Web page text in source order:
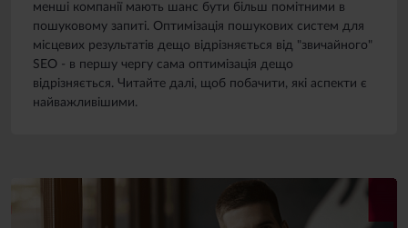
менші компанії мають шанс бути більш помітними в
пошуковому запиті. Оптимізація пошукових систем для
місцевих результатів дещо відрізняється від "звичайного"
SEO - в першу чергу сама оптимізація дещо
відрізняється. Читайте далі, щоб побачити, які аспекти є
найважливішими.